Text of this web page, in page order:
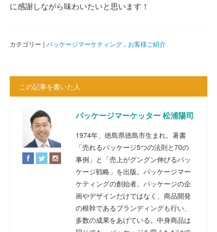
に感謝しながら味わいたいと思います！
カテゴリー | パッケージマーケティング , お客様ご紹介
この記事を書いた人
パッケージマーケッター 松浦陽司
1974年、徳島県徳島市生まれ。著書
「売れるパッケージ5つの法則と70の
事例」と「売上がグングン伸びるパッ
ケージ戦略」を出版。パッケージマー
ケティングの創始者。パッケージの企
画やデザインだけではなく、商品開発
の根幹であるブランディングも行い、
多数の成果をあげている。中身商品は